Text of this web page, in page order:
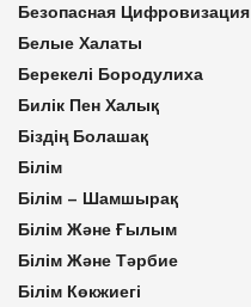
Безопасная Цифровизация
Белые Халаты
Берекелі Бородулиха
Билік Пен Халық
Біздің Болашақ
Білім
Білім – Шамшырақ
Білім Және Ғылым
Білім Және Тәрбие
Білім Көкжиегі